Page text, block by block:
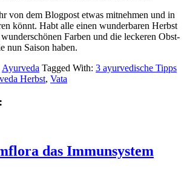
von dem Blogpost etwas mitnehmen und in
könnt. Habt alle einen wunderbaren Herbst
Farben und die leckeren Obst-
nun Saison haben.
Ayurveda Tagged With: 3 ayurvedische Tipps
Herbst, Vata
das Immunsystem